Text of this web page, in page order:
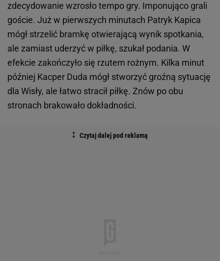
zdecydowanie wzrosło tempo gry. Imponująco grali
goście. Już w pierwszych minutach Patryk Kapica
mógł strzelić bramkę otwierającą wynik spotkania,
ale zamiast uderzyć w piłkę, szukał podania. W
efekcie zakończyło się rzutem rożnym. Kilka minut
później Kacper Duda mógł stworzyć groźną sytuację
dla Wisły, ale łatwo stracił piłkę. Znów po obu
stronach brakowało dokładności.